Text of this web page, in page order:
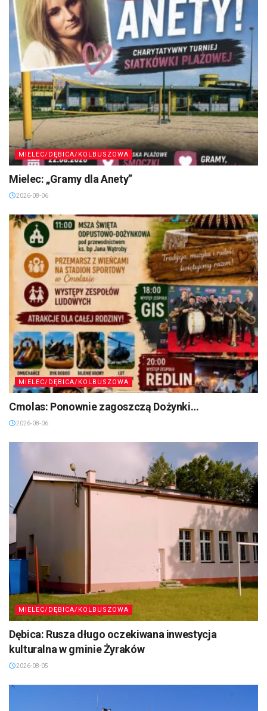
MIELEC/DĘBICA/KOLBUSZOWA
Mielec: „Gramy dla Anety”
2026-08-06
MIELEC/DĘBICA/KOLBUSZOWA
Cmolas: Ponownie zagoszczą Dożynki…
2026-08-06
MIELEC/DĘBICA/KOLBUSZOWA
Dębica: Rusza długo oczekiwana inwestycja
kulturalna w gminie Żyraków
2026-08-05